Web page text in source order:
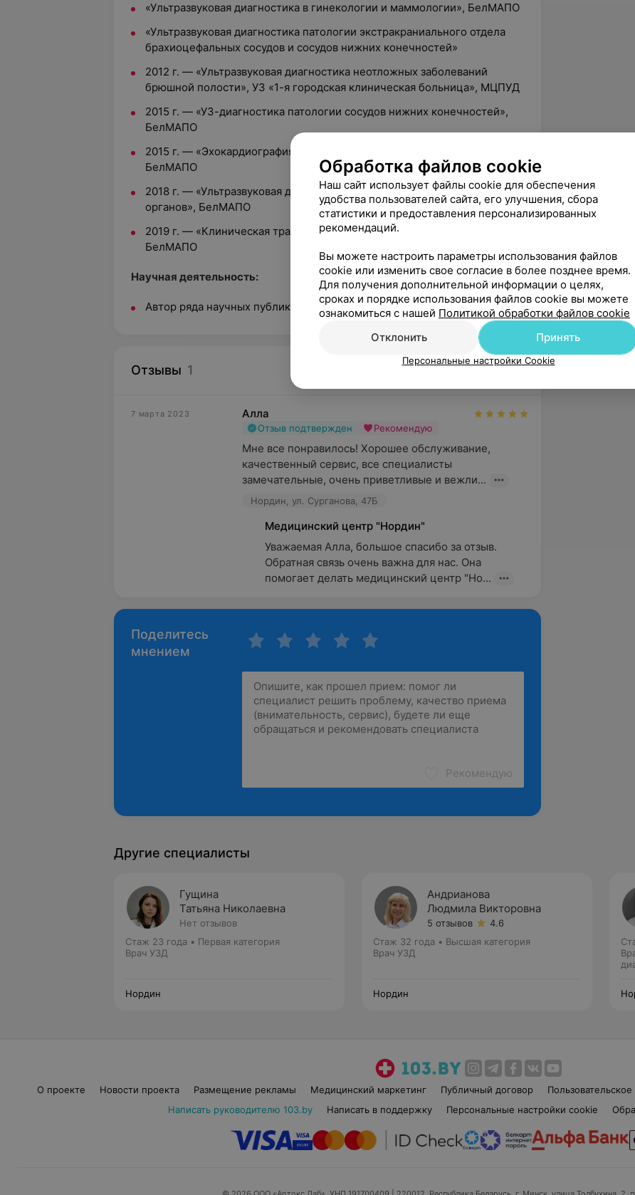
«Ультразвуковая диагностика в гинекологии и маммологии», БелМАПО
«Ультразвуковая диагностика патологии экстракраниального отдела
брахиоцефальных сосудов и сосудов нижних конечностей»
2012 г. — «Ультразвуковая диагностика неотложных заболеваний
брюшной полости», УЗ «1-я городская клиническая больница», МЦПУД
2015 г. — «УЗ-диагностика патологии сосудов нижних конечностей»,
БелМАПО
2015 г. — «Эхокардиография приобретенных пороков сердца»,
БелМАПО
2018 г. — «Ультразвуковая диагностика патологии внутренних
органов», БелМАПО
2019 г. — «Клиническая трансторакальная эхокардиография»,
БелМАПО
Научная деятельность:
Автор ряда научных публикаций и рационализаторских предложений
Отзывы 1 Нордин, ул. Сурганова, 47Б
7 марта 2023 Алла
Отзыв подтвержден Рекомендую
Мне все понравилось! Хорошее обслуживание,
качественный сервис, все специалисты
замечательные, очень приветливые и вежли...
Нордин, ул. Сурганова, 47Б
Медицинский центр "Нордин"
﻿Уважаемая Алла, большое спасибо за отзыв.
Обратная связь очень важна для нас. Она
помогает делать медицинский центр "Но...
Поделитесь
мнением
Рекомендую
Другие специалисты
Гущина
Татьяна Николаевна
Нет отзывов
Стаж 23 года • Первая категория
Врач УЗД
Нордин
Андрианова
Людмила Викторовна
5 отзывов
4.6
Стаж 32 года • Высшая категория
Врач УЗД
Нордин
О проекте Новости проекта Размещение рекламы Медицинский маркетинг Публичный договор
Написать руководителю 103.by
Написать в поддержку Персональные настройки cookie
Обработка файлов cookie
Наш сайт использует файлы cookie для обеспечения
удобства пользователей сайта, его улучшения, сбора
статистики и предоставления персонализированных
рекомендаций.
Вы можете настроить параметры использования файлов
cookie или изменить свое согласие в более позднее время.
Для получения дополнительной информации о целях,
сроках и порядке использования файлов cookie вы можете
ознакомиться с нашей Политикой обработки файлов cookie
Отклонить
Принять
Персональные настройки Cookie